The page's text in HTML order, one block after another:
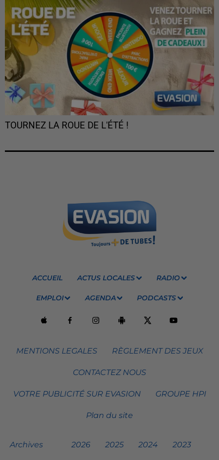
TOURNEZ LA ROUE DE L'ÉTÉ !
ACCUEIL ACTUS LOCALES RADIO
EMPLOI AGENDA PODCASTS
MENTIONS LEGALES RÈGLEMENT DES JEUX
CONTACTEZ NOUS
VOTRE PUBLICITÉ SUR EVASION GROUPE HPI
Plan du site
Archives 2026 2025 2024 2023